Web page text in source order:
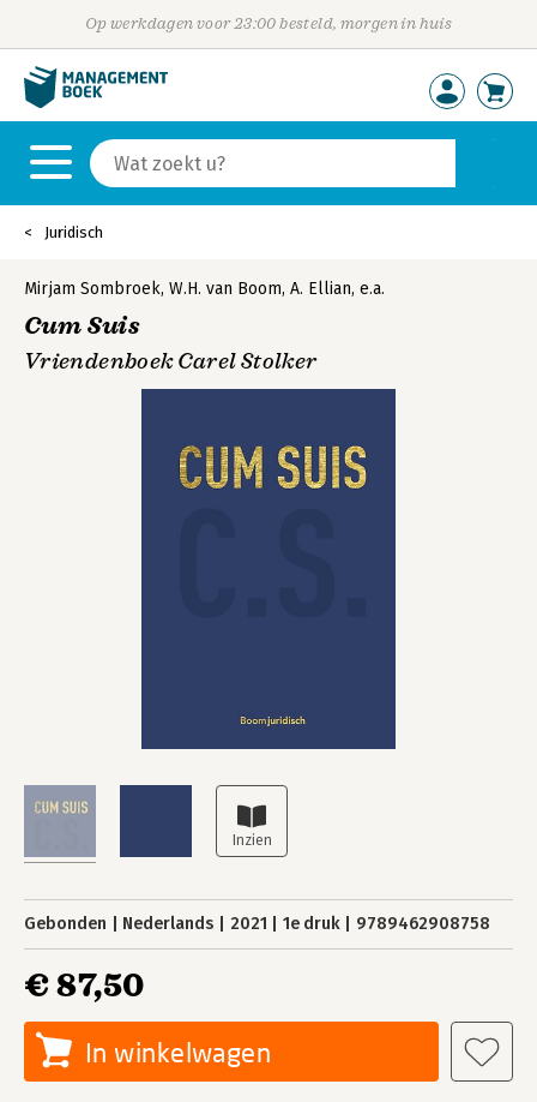
Op werkdagen voor 23:00 besteld, morgen in huis
Juridisch
Mirjam Sombroek, W.H. van Boom, A. Ellian, e.a.
Cum Suis
Vriendenboek Carel Stolker
Gebonden Nederlands 2021 1e druk 9789462908758
€ 87,50
In winkelwagen